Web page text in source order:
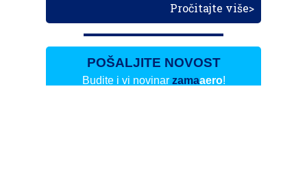
Pročitajte više>
POŠALJITE NOVOST
Budite i vi novinar zamaaero!